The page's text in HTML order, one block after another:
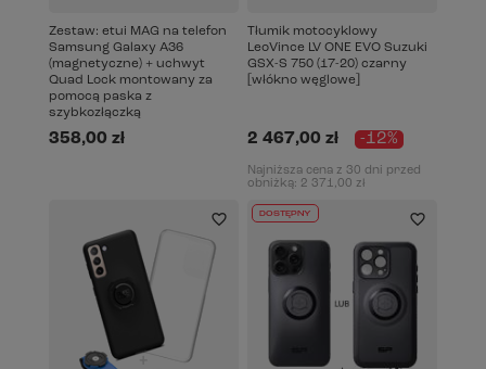
Zestaw: etui MAG na telefon
Samsung Galaxy A36
(magnetyczne) + uchwyt
Quad Lock montowany za
pomocą paska z
szybkozłączką
358,00 zł
Tłumik motocyklowy
LeoVince LV ONE EVO Suzuki
GSX-S 750 (17-20) czarny
[włókno węglowe]
2 467,00 zł -12%
Najniższa cena z 30 dni przed
obniżką: 2 371,00 zł
DOSTĘPNY